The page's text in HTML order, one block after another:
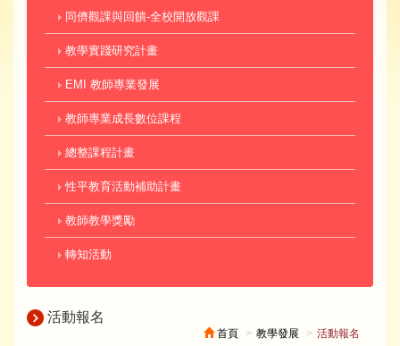
同儕觀課與回饋-全校開放觀課
教學實踐研究計畫
EMI 教師專業發展
教師專業成長數位課程
總整課程計畫
性平教育活動補助計畫
教師教學獎勵
轉知活動
活動報名
首頁 教學發展 活動報名